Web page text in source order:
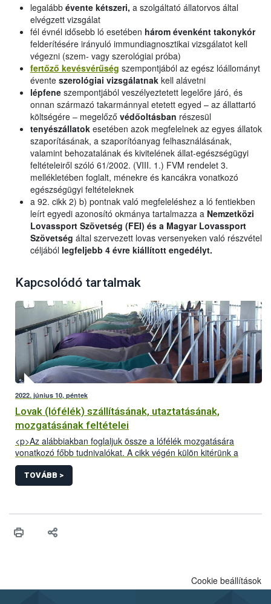
legalább évente kétszeri, a szolgáltató állatorvos által
elvégzett vizsgálat
fél évnél idősebb ló esetében három évenként takonykór
felderítésére irányuló immundiagnosztikai vizsgálatot kell
végezni (szem- vagy szerológiai próba)
fertőző kevésvérűség szempontjából az egész lóállományt
évente szerológiai vizsgálatnak kell alávetni
lépfene szempontjából veszélyeztetett legelőre járó, és
onnan származó takarmánnyal etetett egyed – az állattartó
költségére – megelőző védőoltásban részesül
tenyészállatok esetében azok megfelelnek az egyes állatok
szaporításának, a szaporítóanyag felhasználásának,
valamint behozatalának és kivitelének állat-egészségügyi
feltételeiről szóló 61/2002. (VIII. 1.) FVM rendelet 3.
mellékletében foglalt, ménekre és kancákra vonatkozó
egészségügyi feltételeknek
a 92. cikk 2) b) pontnak való megfeleléshez a ló fentiekben
leírt egyedi azonosító okmánya tartalmazza a Nemzetközi
Lovassport Szövetség (FEI) és a Magyar Lovassport
Szövetség által szervezett lovas versenyeken való részvétel
céljából legfeljebb 4 évre kiállított engedélyt.
Kapcsolódó tartalmak
2022. június 10, péntek
Lovak (lófélék) szállításának, utaztatásának,
mozgatásának feltételei
<p>Az alábbiakban foglaljuk össze a lófélék mozgatására
vonatkozó főbb tudnivalókat. A cikk végén külön kitérünk a
Kárpát-medencei lovas túrákkal kapcsolatos információkra.</p>
TOVÁBB >
Cookie beállítások